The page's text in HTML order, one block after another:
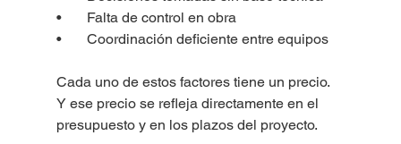
•       Falta de control en obra
•       Coordinación deficiente entre equipos
Cada uno de estos factores tiene un precio.
Y ese precio se refleja directamente en el
presupuesto y en los plazos del proyecto.